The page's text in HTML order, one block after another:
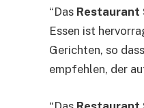
“Das Restaurant
Essen ist
Gerichten, so
empfehlen, der